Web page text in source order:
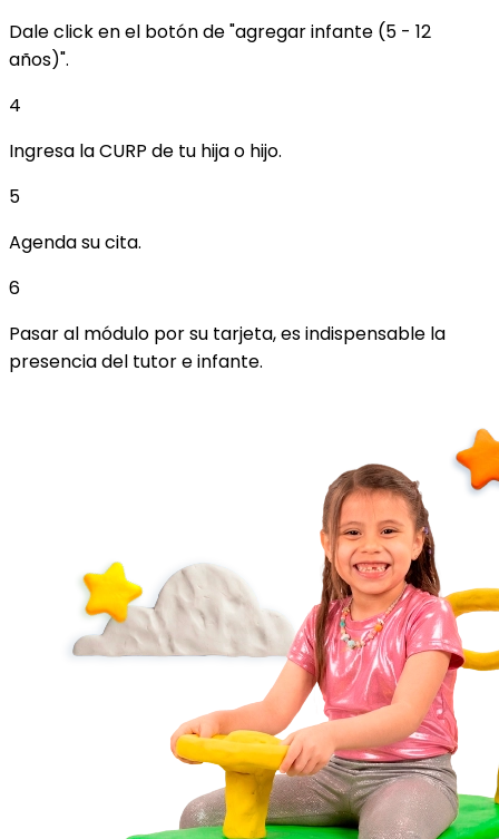
Dale click en el botón de"agregar infante (5 - 12
años)".
4
Ingresa la CURP de tu hija o hijo.
5
Agenda su cita.
6
Pasar al módulo por su tarjeta, esindispensable la
presencia del tutor e infante.